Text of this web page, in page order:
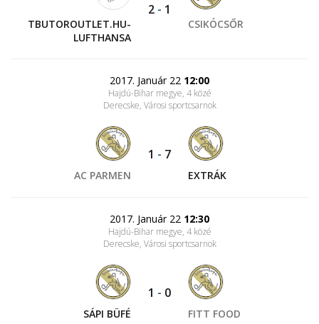
TBUTOROUTLET.HU-
LUFTHANSA
2 - 1
CSIKÓCSŐR
2017. Január 22 12:00
Hajdú-Bihar megye, 4 közé
Derecske, Városi sportcsarnok
AC PARMEN
1 - 7
EXTRÁK
2017. Január 22 12:30
Hajdú-Bihar megye, 4 közé
Derecske, Városi sportcsarnok
SÁPI BÜFÉ
1 - 0
FITT FOOD